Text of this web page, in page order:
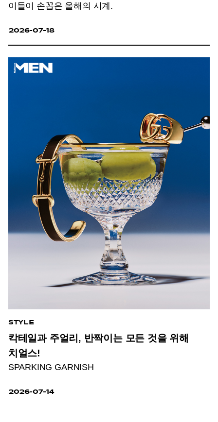
이들이 손꼽은 올해의 시계.
2026-07-18
STYLE
칵테일과 주얼리, 반짝이는 모든 것을 위해
치얼스!
SPARKING GARNISH
2026-07-14